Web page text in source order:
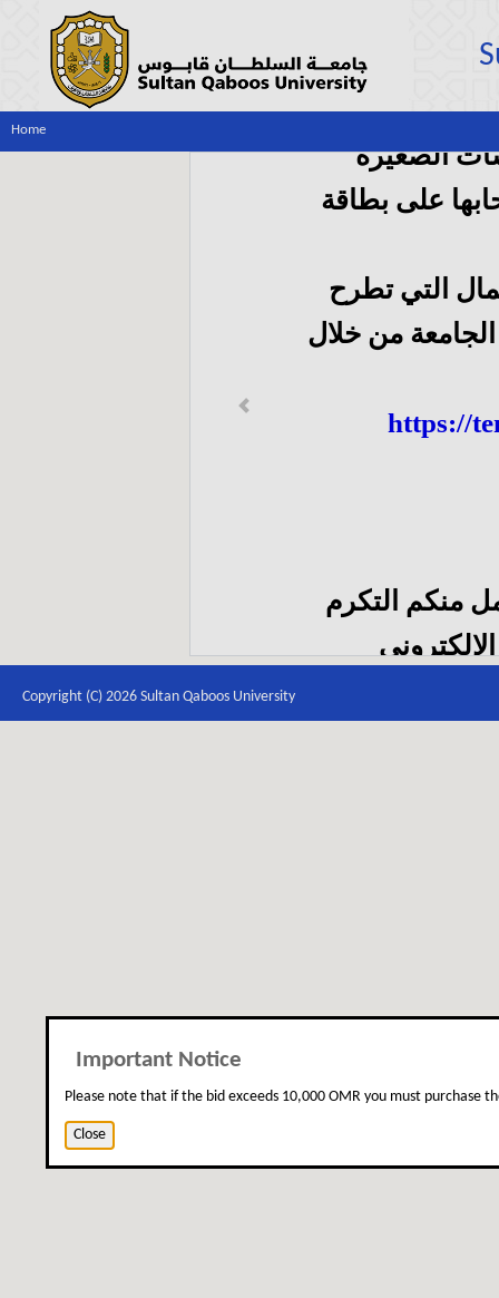
Home
الصغيرة
على بطاقة
التي تطرح
من خلال
https://
منكم التكرم
Previous
Important Notice
Please note that if the bid exceeds 10,000 OMR you must purchase
Close
Copyright (C) 2026 Sultan Qaboos University